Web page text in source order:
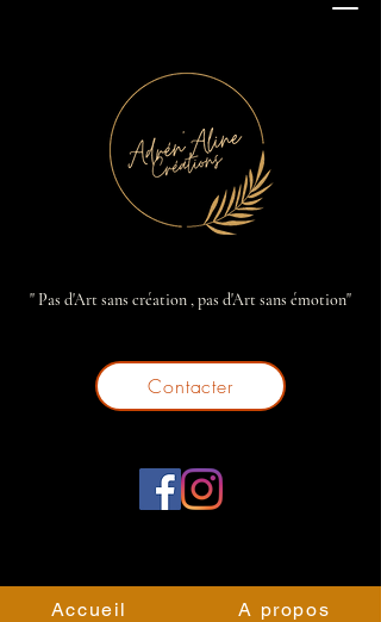
" Pas d'Art sans création , pas d'Art sans émotion"
Contacter
Accueil A propos